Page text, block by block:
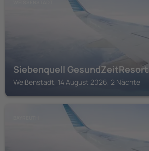
Siebenquell GesundZeitResort
Weißenstadt, 14 August 2026, 2 Nächte